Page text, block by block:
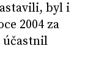
byl i
2004 za
účastnil